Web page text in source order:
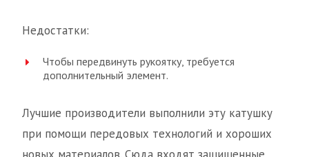
Недостатки:
Чтобы передвинуть рукоятку, требуется
дополнительный элемент.
Лучшие производители выполнили эту катушку
при помощи передовых технологий и хороших